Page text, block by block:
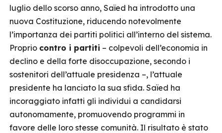
luglio dello scorso anno, Saïed ha introdotto una
nuova Costituzione, riducendo notevolmente
l’importanza dei partiti politici all’interno del sistema.
Proprio contro i partiti – colpevoli dell’economia in
declino e della forte disoccupazione, secondo i
sostenitori dell’attuale presidenza –, l’attuale
presidente ha lanciato la sua sfida. Saïed ha
incoraggiato infatti gli individui a candidarsi
autonomamente, promuovendo programmi in
favore delle loro stesse comunità. Il risultato è stato